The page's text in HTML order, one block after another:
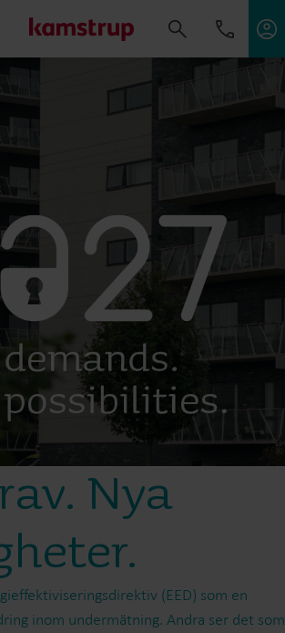
Nya
(EED) som en
inom undermätning. Andra ser det som